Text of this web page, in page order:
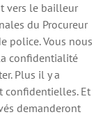
vers le bailleur
du Procureur
police. Vous nous
confidentialité
Plus il y a
confidentielles. Et
demanderont